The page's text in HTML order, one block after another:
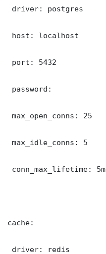
driver: postgres
host: localhost
port: 5432
password:
max_open_conns: 25
max_idle_conns: 5
conn_max_lifetime: 5m
cache:
driver: redis